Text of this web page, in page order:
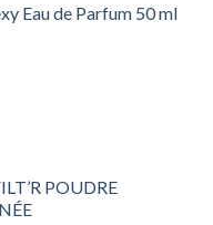
Eau de Parfum 50 ml
POUDRE